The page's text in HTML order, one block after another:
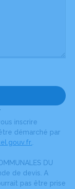
inscrire
démarché par
DU
de devis. A
pas être prise